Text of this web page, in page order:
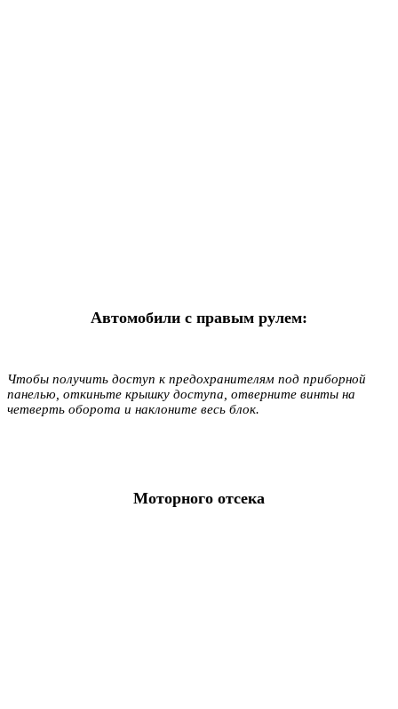
Автомобили с правым рулем:
Чтобы получить доступ к предохранителям под приборной
панелью, откиньте крышку доступа, отверните винты на
четверть оборота и наклоните весь блок.
Моторного отсека